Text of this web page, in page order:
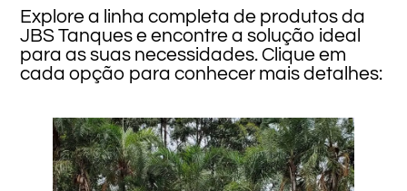
Explore a linha completa de produtos da
JBS Tanques e encontre a solução ideal
para as suas necessidades. Clique em
cada opção para conhecer mais detalhes: